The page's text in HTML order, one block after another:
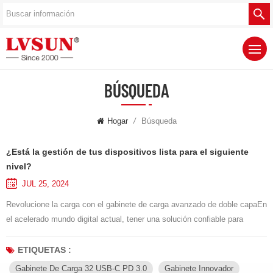
BÚSQUEDA
Hogar / Búsqueda
¿Está la gestión de tus dispositivos lista para el siguiente
nivel?
JUL 25, 2024
Revolucione la carga con el gabinete de carga avanzado de doble capaEn
el acelerado mundo digital actual, tener una solución confiable para
educativos y profesionales. Presentamos nuestra doble capa de última
generación gabinete de carga, equipado con 32 puertos de carga USB-C
ETIQUETAS :
Gabinete De Carga 32 USB-C PD 3.0 Gabinete Innovador